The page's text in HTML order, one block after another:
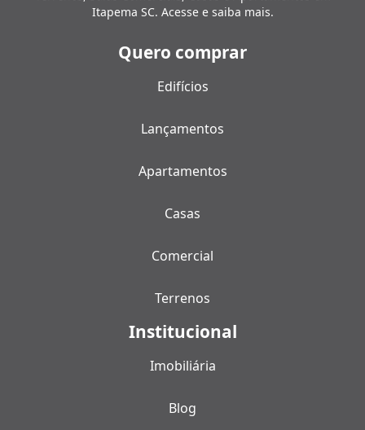
Itapema SC. Acesse e saiba mais.
Quero comprar
Edifícios
Lançamentos
Apartamentos
Casas
Comercial
Terrenos
Institucional
Imobiliária
Blog